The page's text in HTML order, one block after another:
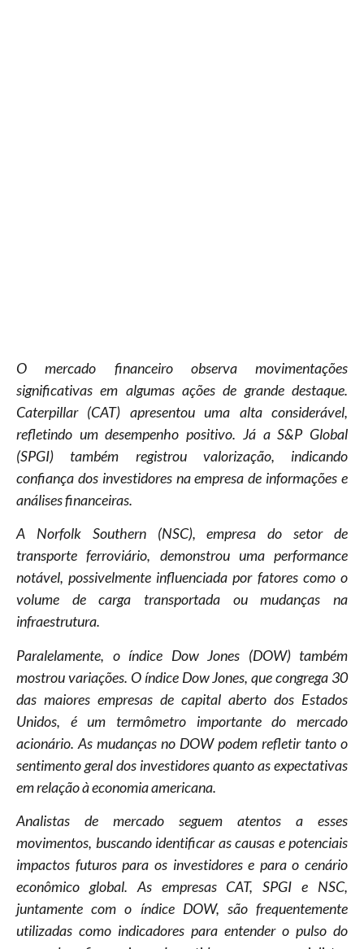
O mercado financeiro observa movimentações
significativas em algumas ações de grande destaque.
Caterpillar (CAT) apresentou uma alta considerável,
refletindo um desempenho positivo. Já a S&P Global
(SPGI) também registrou valorização, indicando
confiança dos investidores na empresa de informações e
análises financeiras.
A Norfolk Southern (NSC), empresa do setor de
transporte ferroviário, demonstrou uma performance
notável, possivelmente influenciada por fatores como o
volume de carga transportada ou mudanças na
infraestrutura.
Paralelamente, o índice Dow Jones (DOW) também
mostrou variações. O índice Dow Jones, que congrega 30
das maiores empresas de capital aberto dos Estados
Unidos, é um termômetro importante do mercado
acionário. As mudanças no DOW podem refletir tanto o
sentimento geral dos investidores quanto as expectativas
em relação à economia americana.
Analistas de mercado seguem atentos a esses
movimentos, buscando identificar as causas e potenciais
impactos futuros para os investidores e para o cenário
econômico global. As empresas CAT, SPGI e NSC,
juntamente com o índice DOW, são frequentemente
utilizadas como indicadores para entender o pulso do